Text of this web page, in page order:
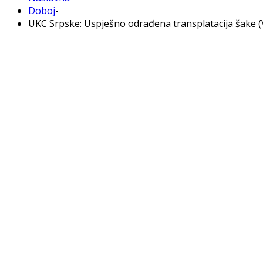
Doboj-
UKC Srpske: Uspješno odrađena transplatacija šake